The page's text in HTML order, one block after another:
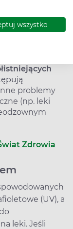
wszystko
stosowaniu
wizyt w
ekspozycji).
problemy
(np. leki
Zdrowia
(UV), a
leki. Jeśli